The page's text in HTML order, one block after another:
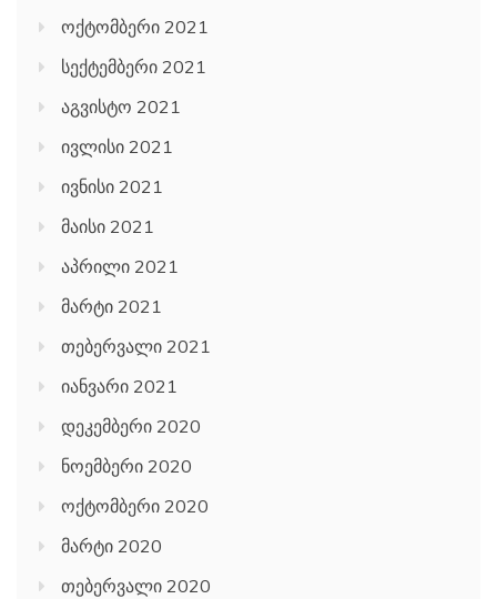
ოქტომბერი 2021
სექტემბერი 2021
აგვისტო 2021
ივლისი 2021
ივნისი 2021
მაისი 2021
აპრილი 2021
მარტი 2021
თებერვალი 2021
იანვარი 2021
დეკემბერი 2020
ნოემბერი 2020
ოქტომბერი 2020
მარტი 2020
თებერვალი 2020